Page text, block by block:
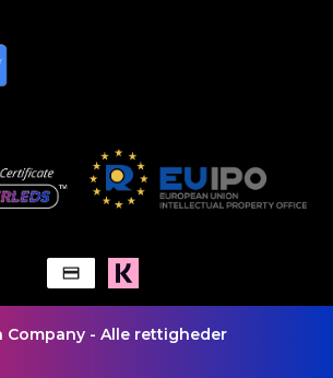
Company - Alle rettigheder